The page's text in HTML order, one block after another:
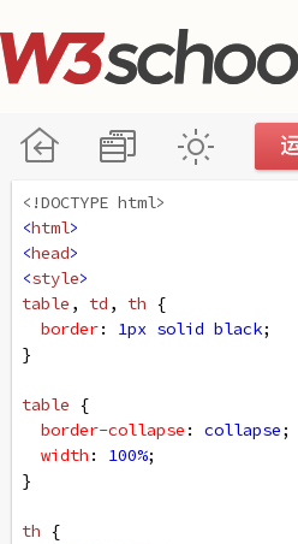
<!DOCTYPE html>
<html>
<head>
<style>
table , td , th {
border: 1px solid black;
}
table {
border-collapse : collapse;
width : 100%;
}
th {